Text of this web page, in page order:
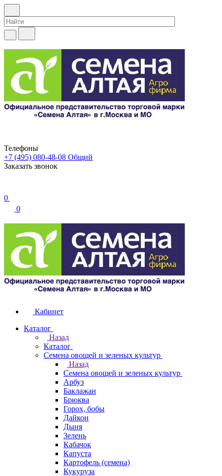
Телефоны
+7 (495) 080-48-08 Общий
Заказать звонок
0
0
Кабинет
Каталог
Назад
Каталог
Семена овощей и зеленых культур
Назад
Семена овощей и зеленых культур
Арбуз
Баклажан
Брюква
Горох, бобы
Дайкон
Дыня
Зелень
Кабачок
Капуста
Картофель (семена)
Кукуруза